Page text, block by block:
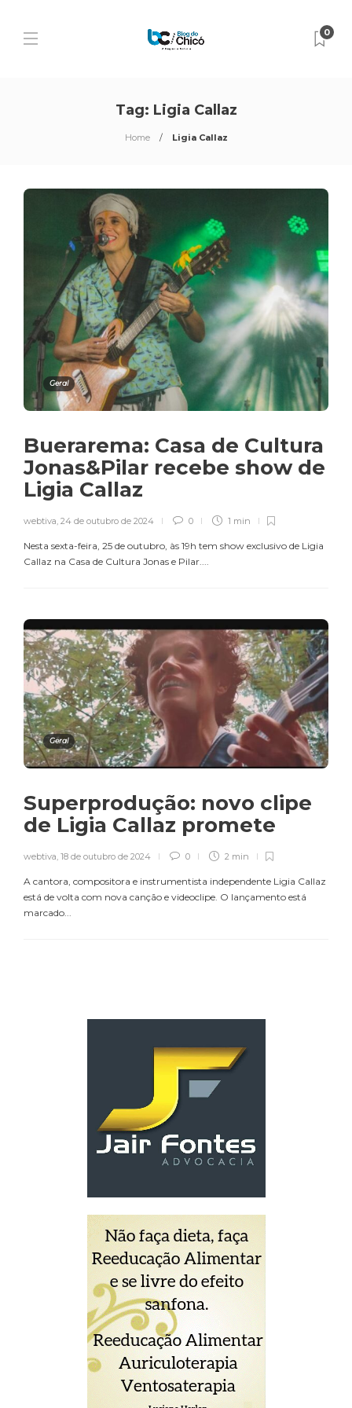
0
Tag: Ligia Callaz
Home Ligia Callaz
Geral
Buerarema: Casa de Cultura
Jonas&Pilar recebe show de
Ligia Callaz
webtiva 24 de outubro de 2024 0 1 min
Nesta sexta-feira, 25 de outubro, às 19h tem show exclusivo de Ligia
Callaz na Casa de Cultura Jonas e Pilar....
Geral
Superprodução: novo clipe
de Ligia Callaz promete
webtiva, 18 de outubro de 2024 0 2 min
A cantora, compositora e instrumentista independente Ligia Callaz
está de volta com nova canção e videoclipe. O lançamento está
marcado...